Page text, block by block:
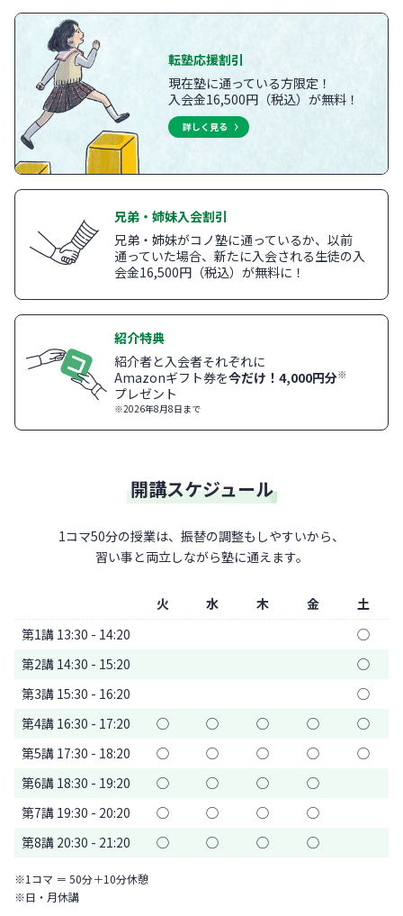
転塾応援割引
現在塾に通っている方限定！
入会金16,500円（税込）が無料！
詳しく見る
兄弟・姉妹入会割引
兄弟・姉妹がコノ塾に通っているか、以前
通っていた場合、新たに入会される生徒の入
会金16,500円（税込）が無料に！
紹介特典
紹介者と入会者それぞれに
Amazonギフト券を今だけ！4,000円分※
プレゼント
※2026年8月8日まで
開講スケジュール
1コマ50分の授業は、振替の調整もしやすいから、
習い事と両立しながら塾に通えます。
火 水 木 金
土
第1講 13:30 - 14:20
◯
第2講 14:30 - 15:20
◯
第3講 15:30 - 16:20
◯
第4講 16:30 - 17:20
◯ ◯ ◯ ◯
◯
第5講 17:30 - 18:20
◯ ◯ ◯ ◯
◯
第6講 18:30 - 19:20
◯ ◯ ◯
◯
第7講 19:30 - 20:20
◯ ◯ ◯
◯
第8講 20:30 - 21:20
◯ ◯ ◯ ◯
※1コマ ＝ 50分＋10分休憩
※日・月休講